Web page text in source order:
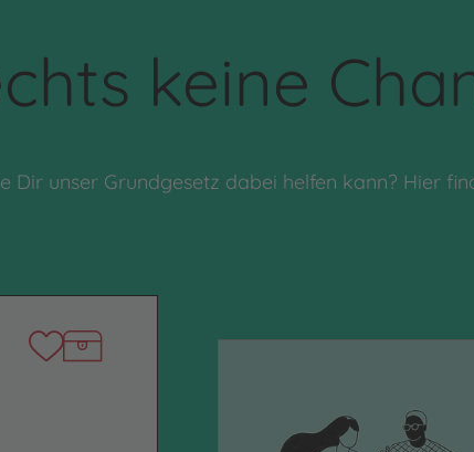
keine
Dir unser Grundgesetz dabei helfen kann? Hier